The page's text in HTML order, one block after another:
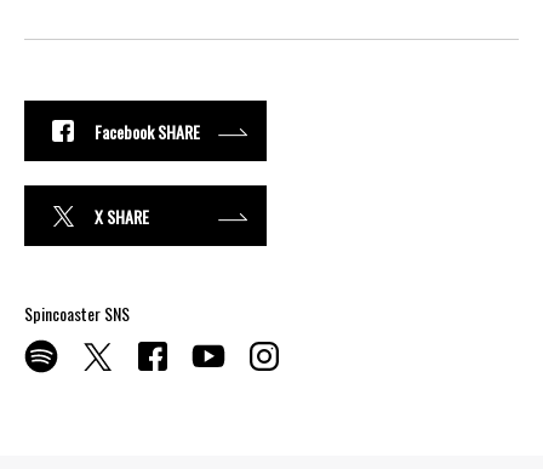
Facebook SHARE
X SHARE
Spincoaster SNS